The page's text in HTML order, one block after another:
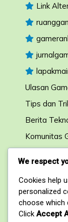
Link
Ulasan
Tips dan
Berita
Komunitas
Kontak
1, My
USA
We respect
Cookies help
personalized
choose which
Click Accept